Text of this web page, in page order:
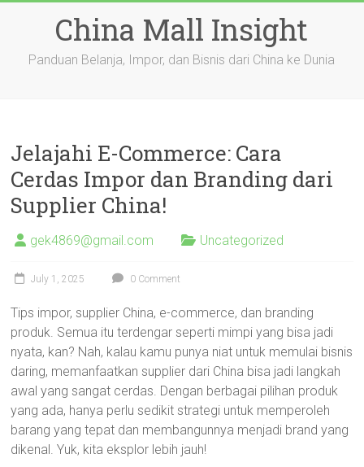
China Mall Insight
Panduan Belanja, Impor, dan Bisnis dari China ke Dunia
Jelajahi E-Commerce: Cara
Cerdas Impor dan Branding dari
Supplier China!
gek4869@gmail.com Uncategorized
July 1, 2025 0 Comment
Tips impor, supplier China, e-commerce, dan branding
produk. Semua itu terdengar seperti mimpi yang bisa jadi
nyata, kan? Nah, kalau kamu punya niat untuk memulai bisnis
daring, memanfaatkan supplier dari China bisa jadi langkah
awal yang sangat cerdas. Dengan berbagai pilihan produk
yang ada, hanya perlu sedikit strategi untuk memperoleh
barang yang tepat dan membangunnya menjadi brand yang
dikenal. Yuk, kita eksplor lebih jauh!